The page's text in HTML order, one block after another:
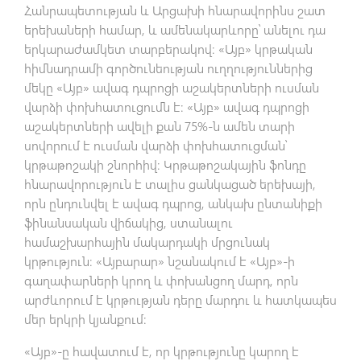
Հանրապետության և Արցախի հնարավորինս շատ
երեխաների համար, և ամենակարևորը՝ անելու դա
երկարաժամկետ տարբերակով։ «Այբ» կրթական
հիմնադրամի գործունեության ուղղություններից
մեկը «Այբ» ավագ դպրոցի աշակերտների ուսման
վարձի փոխհատուցումն է: «Այբ» ավագ դպրոցի
աշակերտների ավելի քան 75%-ն ամեն տարի
սովորում է ուսման վարձի փոխհատուցման՝
կրթաթոշակի շնորհիվ։ Կրթաթոշակային ֆոնդը
հնարավորություն է տալիս ցանկացած երեխայի,
որն ընդունվել է ավագ դպրոց, անկախ ընտանիքի
ֆինանսական վիճակից, ստանալու
համաշխարհային մակարդակի մրցունակ
կրթություն։ «Այբարար» նշանակում է «Այբ»-ի
գաղափարների կրող և փոխանցող մարդ, որն
արժևորում է կրթության դերը մարդու և հատկապես
մեր երկրի կյանքում:
«Այբ»-ը հավատում է, որ կրթությունը կարող է